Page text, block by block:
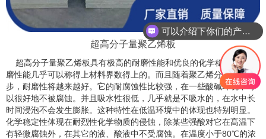
超高分子量聚乙烯板
超高分子量聚乙烯板具有极高的耐磨性能和优良的化学稳定性。耐
磨性能几乎可以称得上材料界数得上的。而且随着聚乙烯分子量的进
步，耐磨性将越来越好。它的耐腐蚀性比较强，在一些酸碱环境中可
以很好地不被腐蚀。并且吸水性很低，几乎就是不吸水的，在水中长
时间浸泡不会发生膨胀。这种特性在低温环境中的体现也特别明显。
化学稳定性体现在耐烈性化学物质的侵蚀，除某些强酸对它在髙温下
有轻微腐蚀外，在其它的液、酸液中不受腐蚀。在温度小于80℃的浓
可以介绍下你们的产品么？